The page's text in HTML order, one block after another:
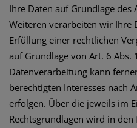
Ihre Daten auf Grundlage des
Weiteren verarbeiten wir Ihre
Erfüllung einer rechtlichen
auf Grundlage von Art. 6 Abs.
Datenverarbeitung kann
berechtigten Interesses nach
erfolgen. Über die jeweils im
Rechtsgrundlagen wird in